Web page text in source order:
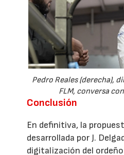
Pedro Reales (derecha),
FLM, conversa
Conclusión
En definitiva, la
desarrollada por J.
digitalización del